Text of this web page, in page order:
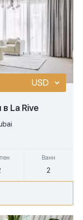
La Rive
Ванн
2
USD